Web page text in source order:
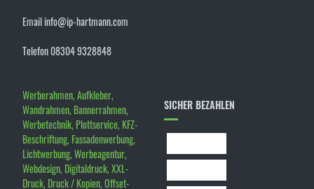
Email info@ip-hartmann.com
Telefon 08304 9328848
Werberahmen, Aufkleber,
Wandrahmen, Bannerrahmen,
Werbetechnik, Plottservice, KFZ-
Beschriftung, Fassadenwerbung,
Lichtwerbung, Werbeagentur,
Webdesign, Digitaldruck, XXL-
Druck, Druck / Kopien, Offset-
SICHER BEZAHLEN